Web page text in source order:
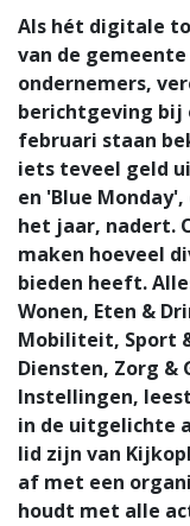
Als hét digitale
van de
ondernemers,
berichtgeving bij
februari staan
iets teveel geld
en 'Blue
het jaar, nadert.
maken hoeveel
bieden heeft.
Wonen, Eten &
Mobiliteit, Sport
Diensten, Zorg &
Instellingen,
in de uitgelichte
lid zijn van
af met een
houdt met alle